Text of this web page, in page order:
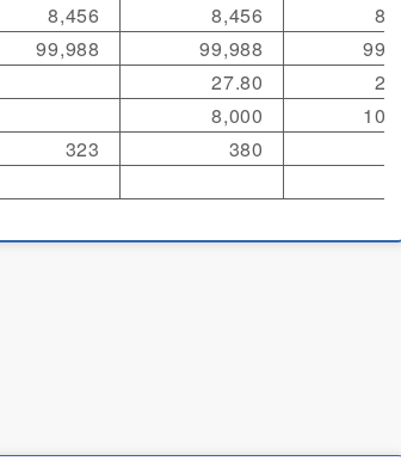
8,456 8,456
99,988 99,988
27.80
8,000
323 380